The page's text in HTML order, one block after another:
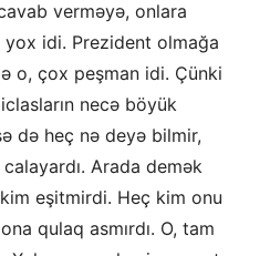
verməyə, onlara
idi. Prezident olmağa
o, çox peşman idi. Çünki
necə böyük
də heç nə deyə bilmir,
Arada demək
eşitmirdi. Heç kim onu
qulaq asmırdı. O, tam